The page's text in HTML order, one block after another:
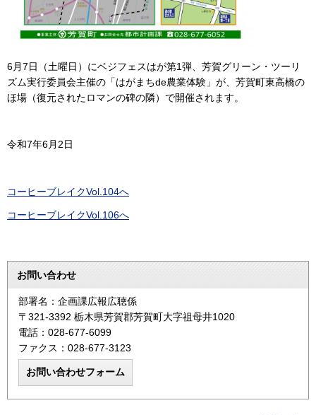
6月7日（土曜日）にベジフェスはが第1弾、芳賀グリーン・ツーリ
ズム実行委員会主催の「はがまちde農業体験」が、芳賀町東高橋の
ほ場（復元されたロマンの碑の隣）で開催されます。
令和7年6月2日
コーヒーブレイクVol.104へ
コーヒーブレイクVol.106へ
お問い合わせ
部署名：企画課広報広聴係
〒321-3392 栃木県芳賀郡芳賀町大字祖母井1020
電話：028-677-6099
ファクス：028-677-3123